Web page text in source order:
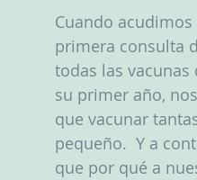
Cuando
primera consulta
todas las
su primer año,
que vacunar
pequeño.  Y a
que por qué a